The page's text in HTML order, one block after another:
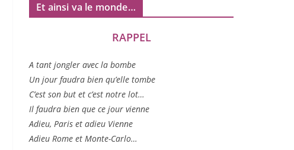
Et ainsi va le monde…
RAPPEL
A tant jon­gler avec la bombe
Un jour fau­dra bien qu’elle tombe
C’est son but et c’est notre lot…
Il fau­dra bien que ce jour vienne
Adieu, Paris et adieu Vienne
Adieu Rome et Monte-Carlo…